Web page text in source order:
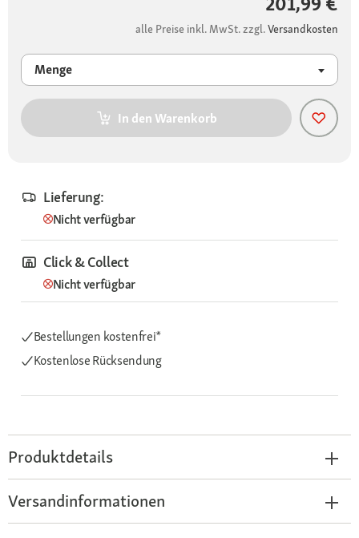
alle Preise inkl. MwSt. zzgl.Versandkosten
Menge
In den Warenkorb
Lieferung:
Nicht verfügbar
Click & Collect
Nicht verfügbar
Bestellungen kostenfrei*
Kostenlose Rücksendung
Produktdetails
Versandinformationen